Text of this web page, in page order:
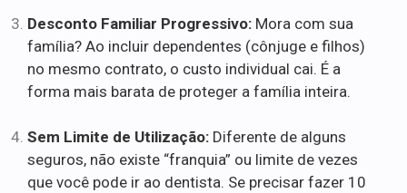
Desconto Familiar Progressivo: Mora com sua
família? Ao incluir dependentes (cônjuge e filhos)
no mesmo contrato, o custo individual cai. É a
forma mais barata de proteger a família inteira.
Sem Limite de Utilização: Diferente de alguns
seguros, não existe “franquia” ou limite de vezes
que você pode ir ao dentista. Se precisar fazer 10